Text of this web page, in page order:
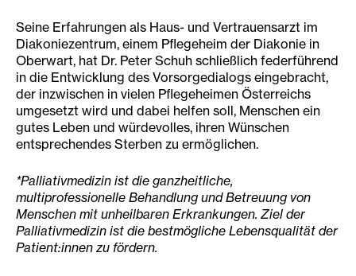
Seine Erfahrungen als Haus- und Vertrauensarzt im
Diakoniezentrum, einem Pflegeheim der Diakonie in
Oberwart, hat Dr. Peter Schuh schließlich federführend
in die Entwicklung des Vorsorgedialogs eingebracht,
der inzwischen in vielen Pflegeheimen Österreichs
umgesetzt wird und dabei helfen soll, Menschen ein
gutes Leben und würdevolles, ihren Wünschen
entsprechendes Sterben zu ermöglichen.
*Palliativmedizin ist die ganzheitliche,
multiprofessionelle Behandlung und Betreuung von
Menschen mit unheilbaren Erkrankungen. Ziel der
Palliativmedizin ist die bestmögliche Lebensqualität der
Patient:innen zu fördern.